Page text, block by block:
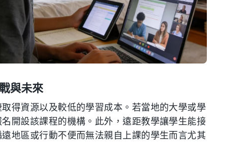
與未來
得資源以及較低的學習成本。若當地的大學或學
開設該課程的機構。此外，遠距教學讓學生能接
地區或行動不便而無法親自上課的學生而言尤其